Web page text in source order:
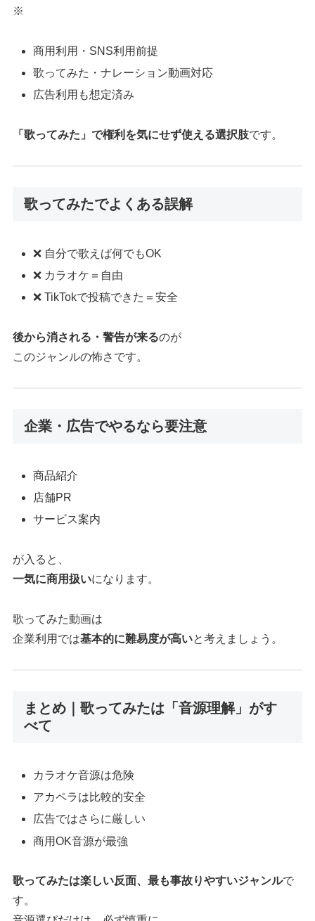
※
商用利用・SNS利用前提
歌ってみた・ナレーション動画対応
広告利用も想定済み
「歌ってみた」で権利を気にせず使える選択肢です。
歌ってみたでよくある誤解
❌ 自分で歌えば何でもOK
❌ カラオケ＝自由
❌ TikTokで投稿できた＝安全
後から消される・警告が来るのが
このジャンルの怖さです。
企業・広告でやるなら要注意
商品紹介
店舗PR
サービス案内
が入ると、
一気に商用扱いになります。
歌ってみた動画は
企業利用では基本的に難易度が高いと考えましょう。
まとめ｜歌ってみたは「音源理解」がす
べて
カラオケ音源は危険
アカペラは比較的安全
広告ではさらに厳しい
商用OK音源が最強
歌ってみたは楽しい反面、最も事故りやすいジャンルで
す。